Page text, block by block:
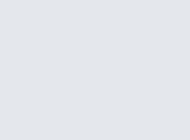
Kabel separat
-